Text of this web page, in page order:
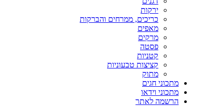
ירקות
כריכים, ממרחים והברקות
מאפים
מרקים
פסטה
קטניות
קציצות טבעוניות
מתוק
מתכוני חגים
מתכוני וידאו
הרשמה לאתר